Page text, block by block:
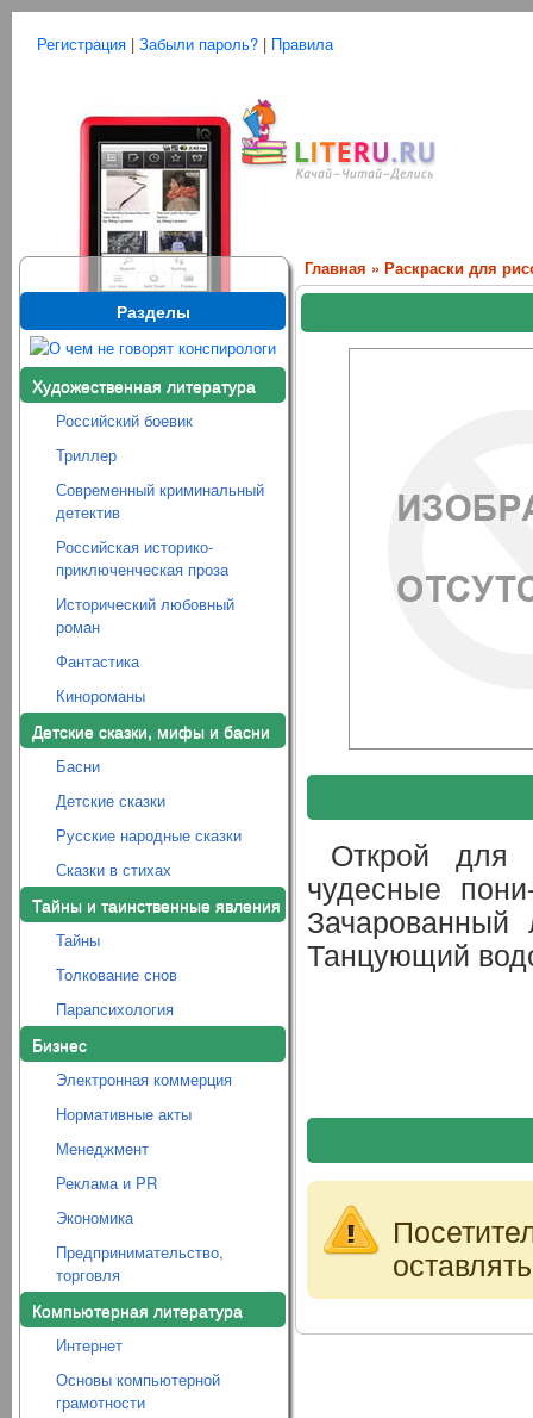
Регистрация | Забыли пароль? | Правила
Разделы
Художественная литература
Российский боевик
Триллер
Современный криминальный
детектив
Российская историко-
приключенческая проза
Исторический любовный
роман
Фантастика
Кинороманы
Детские сказки, мифы и басни
Басни
Детские сказки
Русские народные сказки
Сказки в стихах
Тайны и таинственные явления
Тайны
Толкование снов
Парапсихология
Бизнес
Электронная коммерция
Нормативные акты
Менеджмент
Реклама и PR
Экономика
Предпринимательство,
торговля
Компьютерная литература
Интернет
Основы компьютерной
грамотности
Главная » Раскраски для
Открой для
чудесные
Танцующий